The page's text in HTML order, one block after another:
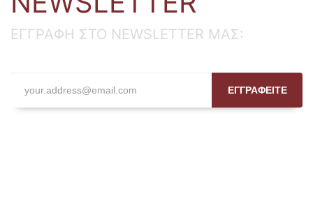
ΕΓΓΡΑΦΗ ΣΤΟ NEWSLETTER ΜΑΣ:
ΕΓΓΡΑΦΕΙΤΕ